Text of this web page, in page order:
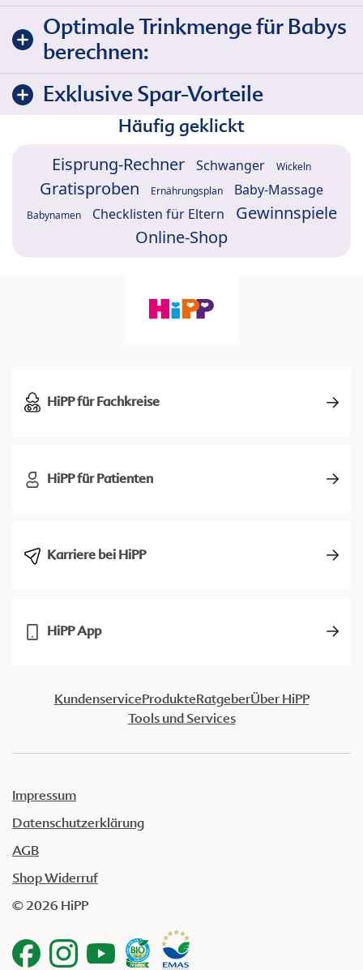
Optimale Trinkmenge für Babys
berechnen:
Exklusive Spar-Vorteile
Häufig geklickt
Eisprung-Rechner Schwanger Wickeln
Gratisproben Ernährungsplan Baby-Massage
Babynamen Checklisten für Eltern
Gewinnspiele
Online-Shop
HiPP für Fachkreise
HiPP für Patienten
Karriere bei HiPP
HiPP App
KundenserviceProdukteRatgeberÜber HiPP
Tools und Services
Impressum
Datenschutzerklärung
AGB
Shop Widerruf
© 2026 HiPP